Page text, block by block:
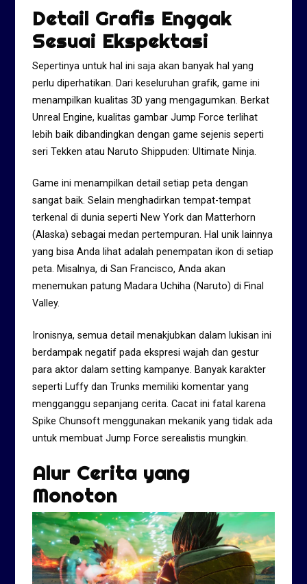
Detail Grafis Enggak
Sesuai Ekspektasi
Sepertinya untuk hal ini saja akan banyak hal yang
perlu diperhatikan. Dari keseluruhan grafik, game ini
menampilkan kualitas 3D yang mengagumkan. Berkat
Unreal Engine, kualitas gambar Jump Force terlihat
lebih baik dibandingkan dengan game sejenis seperti
seri Tekken atau Naruto Shippuden: Ultimate Ninja.
Game ini menampilkan detail setiap peta dengan
sangat baik. Selain menghadirkan tempat-tempat
terkenal di dunia seperti New York dan Matterhorn
(Alaska) sebagai medan pertempuran. Hal unik lainnya
yang bisa Anda lihat adalah penempatan ikon di setiap
peta. Misalnya, di San Francisco, Anda akan
menemukan patung Madara Uchiha (Naruto) di Final
Valley.
Ironisnya, semua detail menakjubkan dalam lukisan ini
berdampak negatif pada ekspresi wajah dan gestur
para aktor dalam setting kampanye. Banyak karakter
seperti Luffy dan Trunks memiliki komentar yang
mengganggu sepanjang cerita. Cacat ini fatal karena
Spike Chunsoft menggunakan mekanik yang tidak ada
untuk membuat Jump Force serealistis mungkin.
Alur Cerita yang
Monoton